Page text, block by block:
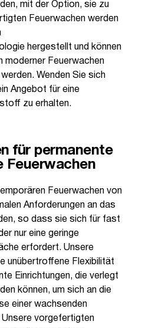
mit der Option, sie zu
Feuerwachen werden
hergestellt und können
moderner Feuerwachen
Wenden Sie sich
Angebot für eine
zu erhalten.
für permanente
Feuerwachen
Feuerwachen von
Anforderungen an das
so dass sie sich für fast
nur eine geringe
erfordert. Unsere
unübertroffene Flexibilität
Einrichtungen, die verlegt
können, um sich an die
einer wachsenden
Unsere vorgefertigten